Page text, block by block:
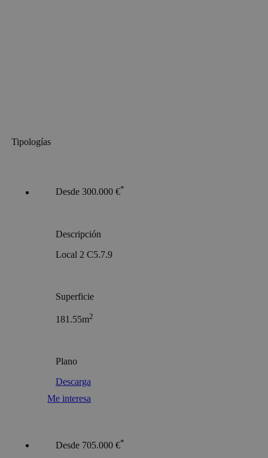
Tipologías
Desde 300.000 €*
Descripción
Local 2 C5.7.9
Superficie
181.55m2
Plano
Descarga
Me interesa
Desde 705.000 €*